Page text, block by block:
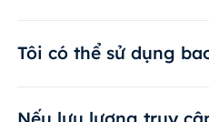
Tôi có thể sử dụng